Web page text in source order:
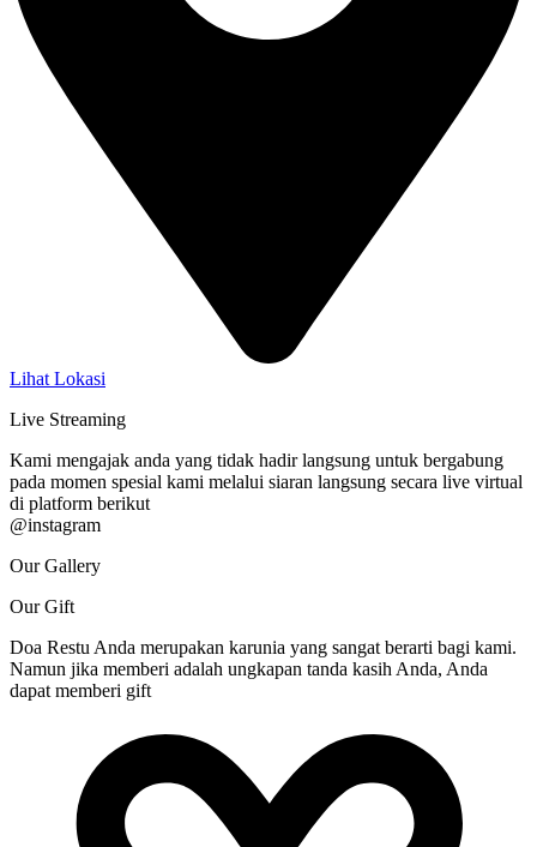
Lihat Lokasi
Live Streaming
Kami mengajak anda yang tidak hadir langsung untuk bergabung
pada momen spesial kami melalui siaran langsung secara live virtual
di platform berikut
@instagram
Our Gallery
Our Gift
Doa Restu Anda merupakan karunia yang sangat berarti bagi kami.
Namun jika memberi adalah ungkapan tanda kasih Anda, Anda
dapat memberi gift